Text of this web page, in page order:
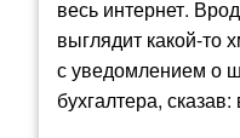
весь интернет.
выглядит какой-то
с уведомлением о
бухгалтера,